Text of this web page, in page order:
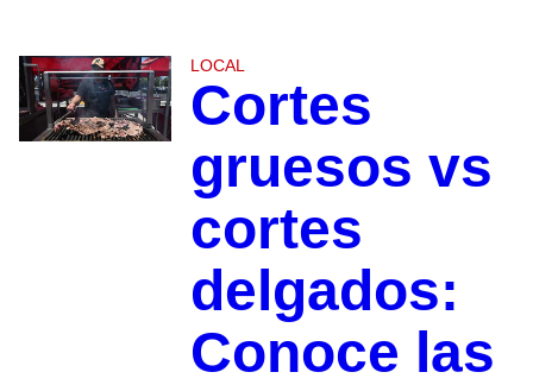
LOCAL
Cortes
gruesos vs
cortes
delgados:
Conoce las